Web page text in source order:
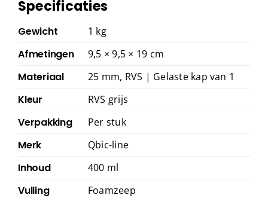
Specificaties
Gewicht 1 kg
Afmetingen 9,5 × 9,5 × 19 cm
Materiaal 25 mm, RVS | Gelaste kap van 1
Kleur RVS grijs
Verpakking Per stuk
Merk Qbic-line
Inhoud 400 ml
Vulling Foamzeep